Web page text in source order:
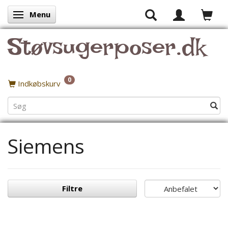
Skifte navigation
Menu
Støvsugerposer.dk
Indkøbskurv 0
Siemens
Filtre